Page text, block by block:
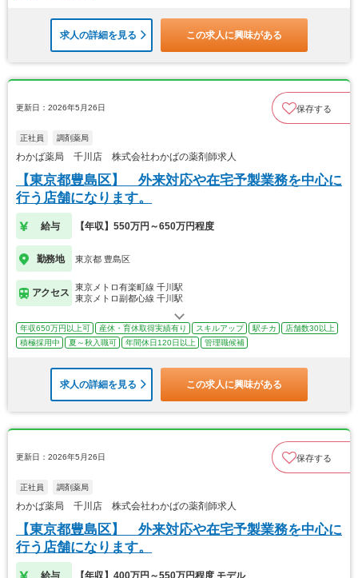
求人の詳細を見る この求人に興味がある
更新日：2026年5月26日 保存する
正社員 調剤薬局
わかば薬局 千川店 株式会社わかばの薬剤師求人
【東京都豊島区】 外来対応や在宅予製業務を中心に
行う店舗になります。
給与 【年収】550万円～650万円程度
勤務地 東京都 豊島区
アクセス
東京メトロ有楽町線 千川駅
東京メトロ副都心線 千川駅
年収650万円以上可 産休・育休取得実績有り スキルアップ 駅チカ
店舗数30以上
積極採用中
夏～秋入職可 年間休日120日以上 管理職候補
求人の詳細を見る この求人に興味がある
更新日：2026年5月26日 保存する
正社員 調剤薬局
わかば薬局 千川店 株式会社わかばの薬剤師求人
【東京都豊島区】 外来対応や在宅予製業務を中心に
行う店舗になります。
給与 【年収】400万円～550万円程度 モデル